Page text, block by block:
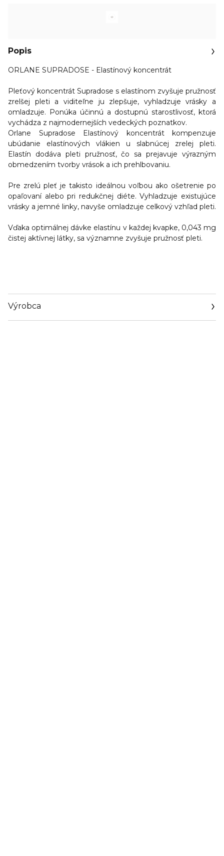
Popis
ORLANE SUPRADOSE - Elastínový koncentrát
Pleťový koncentrát Supradose s elastínom zvyšuje pružnosť
zrelšej pleti a viditeľne ju zlepšuje, vyhladzuje vrásky a
omladzuje. Ponúka účinnú a dostupnú starostlivosť, ktorá
vychádza z najmodernejších vedeckých poznatkov.
Orlane Supradose Elastínový koncentrát kompenzuje
ubúdanie elastínových vlákien u slabnúcej zrelej pleti.
Elastín dodáva pleti pružnosť, čo sa prejavuje výrazným
obmedzením tvorby vrások a ich prehlbovaniu.
Pre zrelú pleť je takisto ideálnou voľbou ako ošetrenie po
opaľovaní alebo pri redukčnej diéte. Vyhladzuje existujúce
vrásky a jemné linky, navyše omladzuje celkový vzhľad pleti.
Vďaka optimálnej dávke elastínu v každej kvapke, 0,043 mg
čistej aktívnej látky, sa významne zvyšuje pružnosť pleti.
Výrobca